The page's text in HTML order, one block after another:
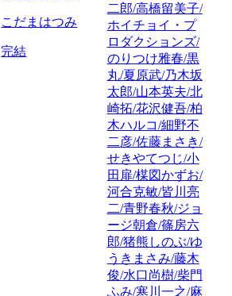
こだまはつみ
完結
二郎/高橋留美子/
ホイチョイ・プ
ロダクションズ/
のりつけ雅春/黒
丸/夏原武/乃木坂
太郎/山本英夫/北
崎拓/花沢健吾/柏
木ハルコ/細野不
二彦/佐藤まさき/
せきやてつじ/小
田扉/楳図かずお/
河合克敏/皆川亮
二/青野春秋/ジョ
ージ朝倉/篠房六
郎/猪熊しのぶ/ゆ
うきまさみ/藤木
俊/水口尚樹/柴門
ふみ/寒川一之/麻